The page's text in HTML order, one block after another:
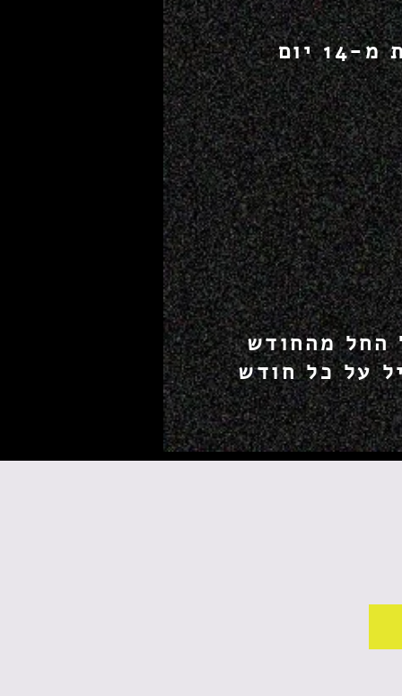
מינימום ימי הקפאה למנוי - 14 ימים (הקפאה של פחות מ-14 יום
החל מהחודש
על כל חודש